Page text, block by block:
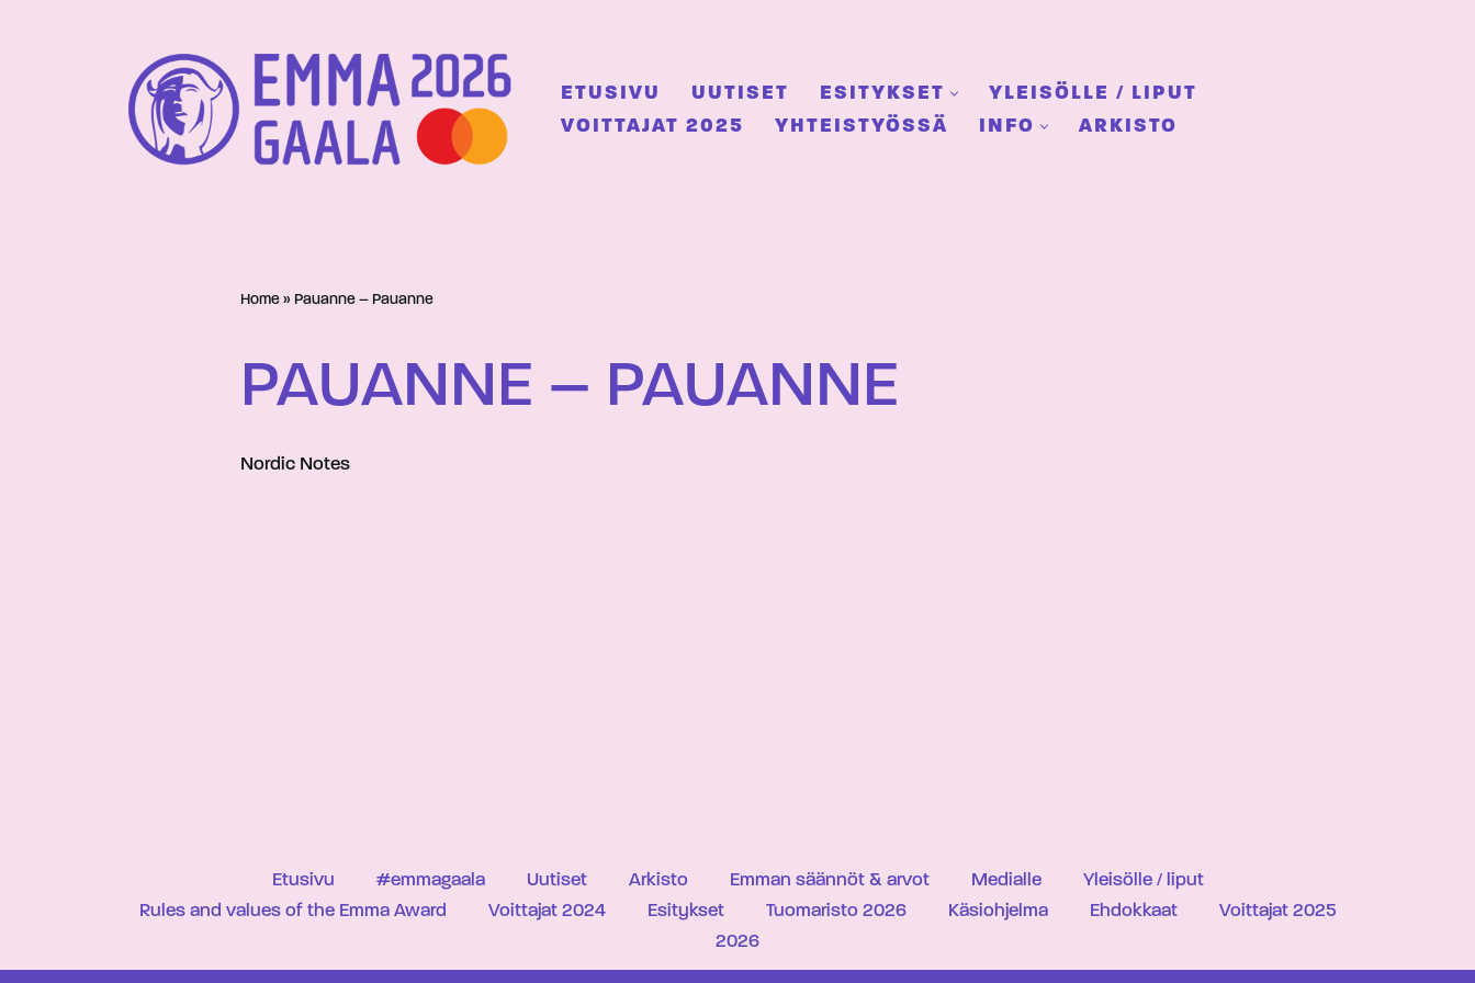
ETUSIVU UUTISET ESITYKSET
YLEISÖLLE / LIPUT
VOITTAJAT 2025
YHTEISTYÖSSÄ INFO ARKISTO
Home » Pauanne – Pauanne
PAUANNE – PAUANNE
Nordic Notes
Etusivu #emmagaala Uutiset Arkisto Emman säännöt & arvot Medialle
Yleisölle / liput
Rules and values of the Emma Award
Voittajat 2024 Esitykset Tuomaristo 2026 Käsiohjelma Ehdokkaat
Voittajat 2025
2026